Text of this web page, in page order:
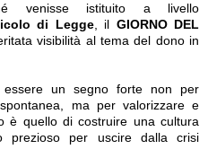
venisse istituito a livello
di Legge, il GIORNO DEL
visibilità al tema del dono in
essere un segno forte non per
ma per valorizzare e
è quello di costruire una cultura
prezioso per uscire dalla crisi